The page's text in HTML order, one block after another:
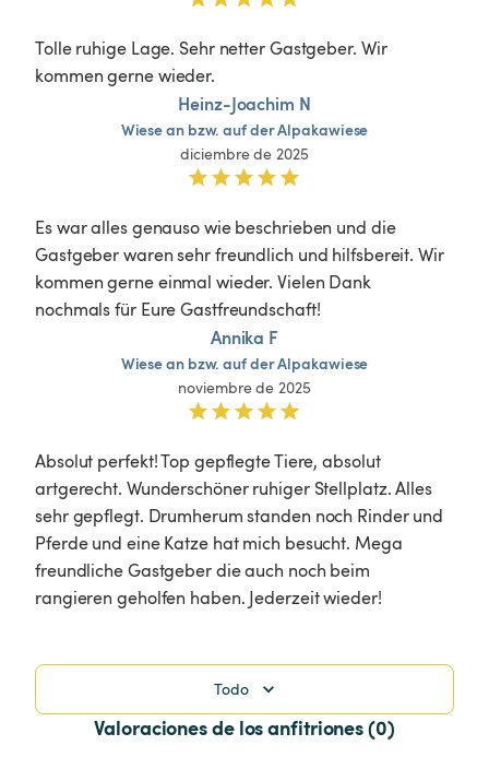
Tolle ruhige Lage. Sehr netter Gastgeber. Wir
kommen gerne wieder.
Heinz-Joachim N
Wiesean bzw. aufderAlpakawiese
diciembre de 2025
Es war alles genauso wie beschrieben und die
Gastgeber waren sehr freundlich und hilfsbereit. Wir
kommen gerne einmal wieder. Vielen Dank
nochmals für Eure Gastfreundschaft!
Annika F
Wiesean bzw. aufderAlpakawiese
noviembre de 2025
Absolut perfekt! Top gepflegte Tiere, absolut
artgerecht. Wunderschöner ruhiger Stellplatz. Alles
sehr gepflegt. Drumherum standen noch Rinder und
Pferde und eine Katze hat mich besucht. Mega
freundliche Gastgeber die auch noch beim
rangieren geholfen haben. Jederzeit wieder!
Todo
Valoraciones de los anfitriones (0)